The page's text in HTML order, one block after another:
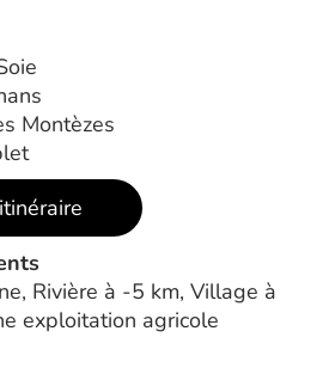
Montèzes
Rivière à -5 km, Village à
exploitation agricole